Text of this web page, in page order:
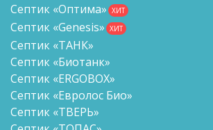
Септик «Оптима» ХИТ
Септик «Genesis» ХИТ
Септик «ТАНК»
Септик «Биотанк»
Септик «ERGOBOX»
Септик «Евролос Био»
Септик «ТВЕРЬ»